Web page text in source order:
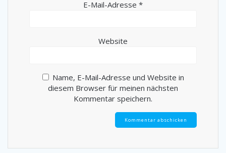
E-Mail-Adresse *
Website
Name, E-Mail-Adresse und Website in
diesem Browser für meinen nächsten
Kommentar speichern.